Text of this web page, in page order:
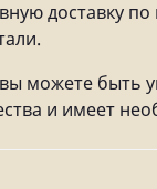
доставку
можете быть
и имеет